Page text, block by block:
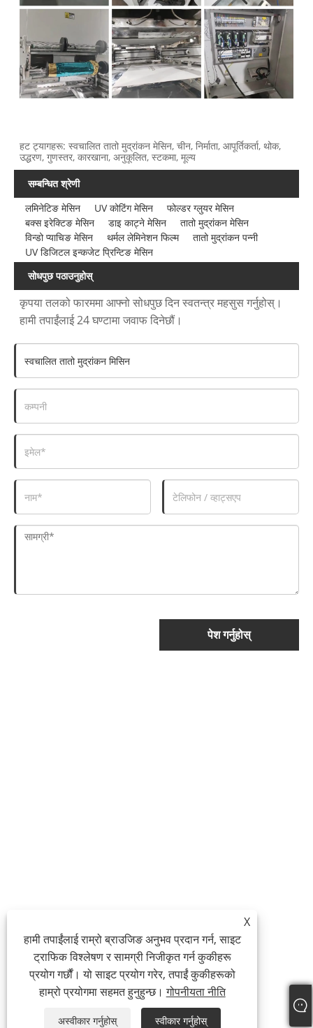
हट ट्यागहरू: स्वचालित तातो मुद्रांकन मेसिन, चीन, निर्माता, आपूर्तिकर्ता, थोक,
उद्धरण, गुणस्तर, कारखाना, अनुकूलित, स्टकमा, मूल्य
सम्बन्धित श्रेणी
लमिनेटिङ मेसिन
UV कोटिंग मेसिन
फोल्डर ग्लुयर मेसिन
बक्स इरेक्टिङ मेसिन
डाइ काट्ने मेसिन
तातो मुद्रांकन मेसिन
विन्डो प्याचिङ मेसिन
थर्मल लेमिनेशन फिल्म
तातो मुद्रांकन पन्नी
UV डिजिटल इन्कजेट प्रिन्टिङ मेसिन
सोधपुछ पठाउनुहोस्
कृपया तलको फारममा आफ्नो सोधपुछ दिन स्वतन्त्र महसुस गर्नुहोस्।
हामी तपाईंलाई 24 घण्टामा जवाफ दिनेछौं।
पेश गर्नुहोस्
X
हामी तपाईंलाई राम्रो ब्राउजिङ अनुभव प्रदान गर्न, साइट
ट्राफिक विश्लेषण र सामग्री निजीकृत गर्न कुकीहरू
प्रयोग गर्छौं। यो साइट प्रयोग गरेर, तपाईं कुकीहरूको
हाम्रो प्रयोगमा सहमत हुनुहुन्छ।गोपनीयता नीति
अस्वीकार गर्नुहोस् स्वीकार गर्नुहोस्